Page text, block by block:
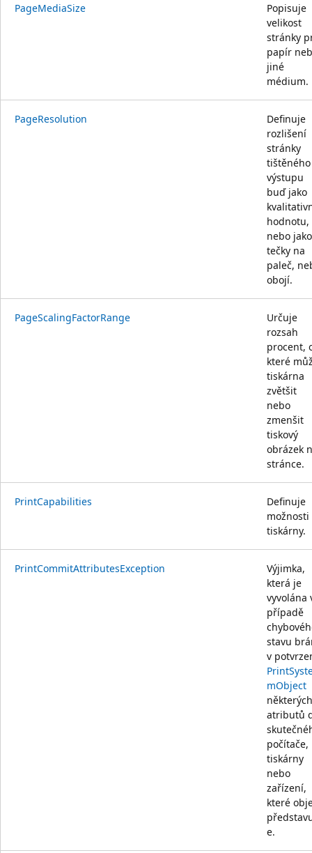
PageMediaSize
Popisuje
velikost
stránky
papír
jiné
médium.
PageResolution
Definuje
rozlišení
stránky
tištěného
výstupu
buď jako
hodnotu,
nebo jako
tečky na
paleč,
obojí.
PageScalingFactorRange
Určuje
rozsah
procent,
které
tiskárna
zvětšit
nebo
zmenšit
tiskový
obrázek
stránce.
PrintCapabilities
Definuje
možnosti
tiskárny.
PrintCommitAttributesException
Výjimka,
která je
vyvolána
případě
stavu
v
mObject
některých
atributů
počítače,
tiskárny
nebo
zařízení,
které
e.